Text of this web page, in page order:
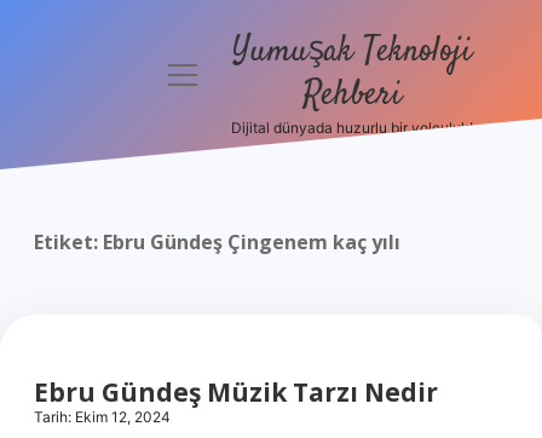
Politikası
menüyüYumuşak Teknoloji
Rehberi
Dijital dünyada huzurlu bir yolculuk!
Etiket: Ebru Gündeş Çingenem kaç yılı
Ebru Gündeş Müzik Tarzı Nedir
Tarih: Ekim 12, 2024